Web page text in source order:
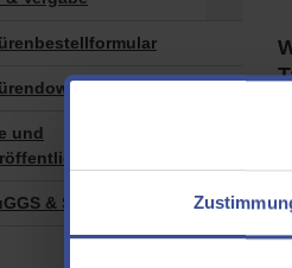
und
& Sensor Web